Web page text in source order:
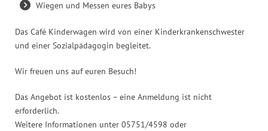
Wiegen und Messen eures Babys
Das Café Kinderwagen wird von einer Kinderkrankenschwester
und einer Sozialpädagogin begleitet.
Wir freuen uns auf euren Besuch!
Das Angebot ist kostenlos – eine Anmeldung ist nicht
erforderlich.
Weitere Informationen unter 05751/4598 oder